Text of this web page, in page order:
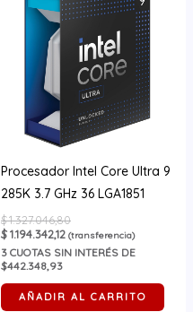
Procesador Intel Core Ultra 9
285K 3.7 GHz 36 LGA1851
$1.327.046,80
$1.194.342,12 (transferencia)
3 CUOTAS SIN INTERÉS DE
$442.348,93
AÑADIR AL CARRITO